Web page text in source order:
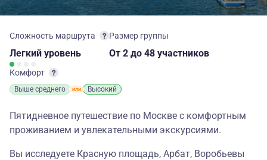
Сложность маршрута
Легкий уровень
Комфорт
Выше среднего Высокий
Размер группы
От 2 до 48 участников
Пятидневное путешествие по Москве с комфортным
проживанием и увлекательными экскурсиями.
Вы исследуете Красную площадь, Арбат, Воробьевы